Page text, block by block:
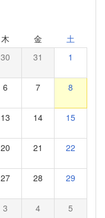
木 金 土
30 31 1
6 7 8
13 14 15
20 21 22
27 28 29
3 4 5